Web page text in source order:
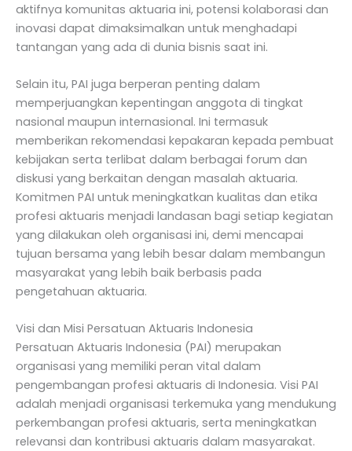
aktifnya komunitas aktuaria ini, potensi kolaborasi dan
inovasi dapat dimaksimalkan untuk menghadapi
tantangan yang ada di dunia bisnis saat ini.
Selain itu, PAI juga berperan penting dalam
memperjuangkan kepentingan anggota di tingkat
nasional maupun internasional. Ini termasuk
memberikan rekomendasi kepakaran kepada pembuat
kebijakan serta terlibat dalam berbagai forum dan
diskusi yang berkaitan dengan masalah aktuaria.
Komitmen PAI untuk meningkatkan kualitas dan etika
profesi aktuaris menjadi landasan bagi setiap kegiatan
yang dilakukan oleh organisasi ini, demi mencapai
tujuan bersama yang lebih besar dalam membangun
masyarakat yang lebih baik berbasis pada
pengetahuan aktuaria.
Visi dan Misi Persatuan Aktuaris Indonesia
Persatuan Aktuaris Indonesia (PAI) merupakan
organisasi yang memiliki peran vital dalam
pengembangan profesi aktuaris di Indonesia. Visi PAI
adalah menjadi organisasi terkemuka yang mendukung
perkembangan profesi aktuaris, serta meningkatkan
relevansi dan kontribusi aktuaris dalam masyarakat.